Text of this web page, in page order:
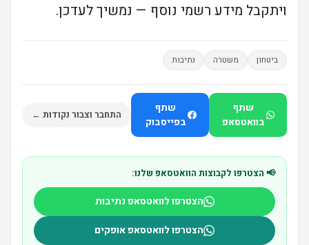
ויתקבל מידע רשמי נוסף — נמשיך לעדכן.
ביטחון משטרה נתיבות
שתף
בוואטסאפ
שתף
בפייסבוק
התחבר וצבור נקודות ←
📢 הצטרפו לקבוצות הוואטסאפ שלנו:
הצטרפו לוואטסאפ נתיבות
הצטרפו לוואטסאפ אופקים